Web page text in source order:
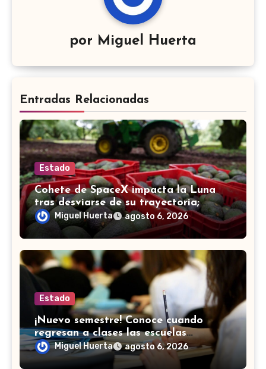
por Miguel Huerta
Entradas Relacionadas
Estado
Cohete de SpaceX impacta la Luna
tras desviarse de su trayectoria;
científicos confirman el choque
Miguel Huerta agosto 6, 2026
Estado
¡Nuevo semestre! Conoce cuando
regresan a clases las escuelas
normales en Guanajuato
Miguel Huerta agosto 6, 2026